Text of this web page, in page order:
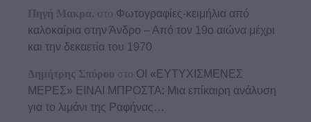
Πηγή Μακρα. στο Φωτογραφίες-κειμήλια από
καλοκαίρια στην Άνδρο – Από τον 19ο αιώνα μέχρι
και την δεκαετία του 1970
Δημήτρης Σπύρου στο ΟΙ «ΕΥΤΥΧΙΣΜΕΝΕΣ
ΜΕΡΕΣ» ΕΙΝΑΙ ΜΠΡΟΣΤΑ: Μια επίκαιρη ανάλυση
για το λιμάνι της Ραφήνας…